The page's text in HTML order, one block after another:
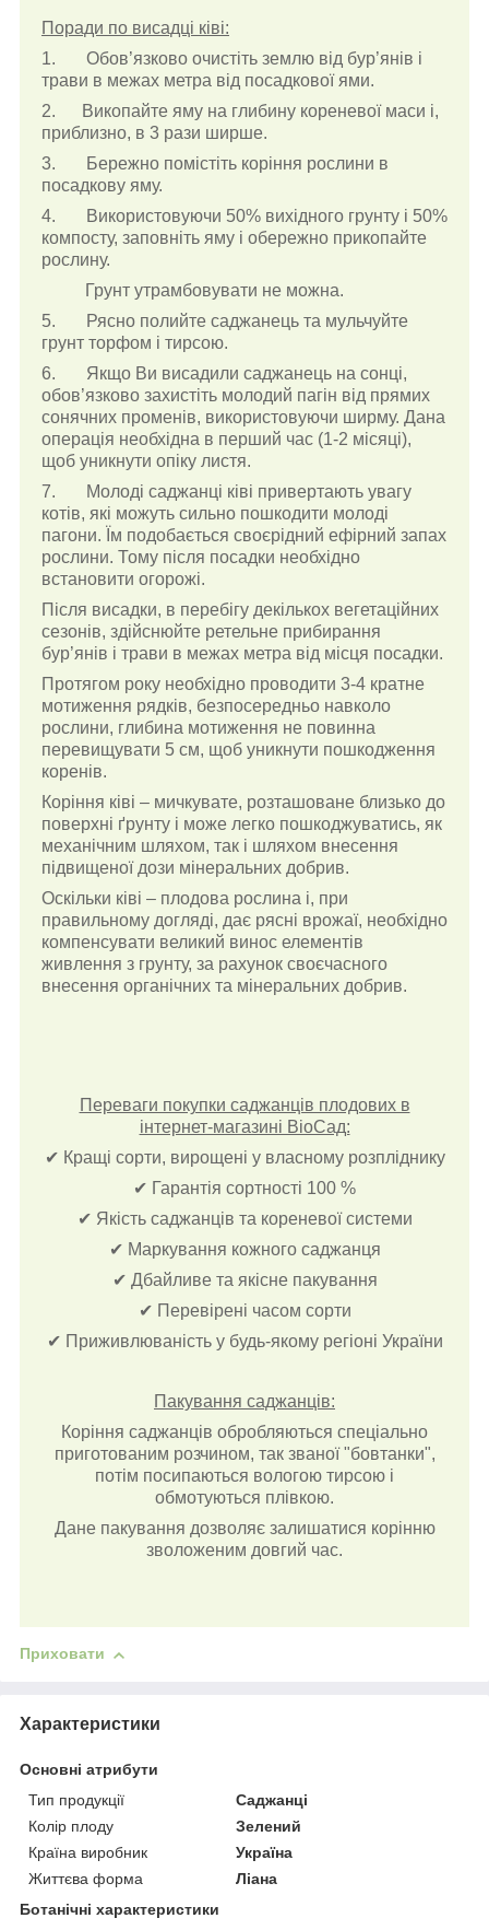
Поради по висадці ківі:
1. Обов’язково очистіть землю від бур’янів і
трави в межах метра від посадкової ями.
2. Викопайте яму на глибину кореневої маси і,
приблизно, в 3 рази ширше.
3. Бережно помістіть коріння рослини в
посадкову яму.
4. Використовуючи 50% вихідного грунту і 50%
компосту, заповніть яму і обережно прикопайте
рослину.
Грунт утрамбовувати не можна.
5. Рясно полийте саджанець та мульчуйте
грунт торфом і тирсою.
6. Якщо Ви висадили саджанець на сонці,
обов’язково захистіть молодий пагін від прямих
сонячних променів, використовуючи ширму. Дана
операція необхідна в перший час (1-2 місяці),
щоб уникнути опіку листя.
7. Молоді саджанці ківі привертають увагу
котів, які можуть сильно пошкодити молоді
пагони. Їм подобається своєрідний ефірний запах
рослини. Тому після посадки необхідно
встановити огорожі.
Після висадки, в перебігу декількох вегетаційних
сезонів, здійснюйте ретельне прибирання
бур’янів і трави в межах метра від місця посадки.
Протягом року необхідно проводити 3-4 кратне
мотиження рядків, безпосередньо навколо
рослини, глибина мотиження не повинна
перевищувати 5 см, щоб уникнути пошкодження
коренів.
Коріння ківі – мичкувате, розташоване близько до
поверхні ґрунту і може легко пошкоджуватись, як
механічним шляхом, так і шляхом внесення
підвищеної дози мінеральних добрив.
Оскільки ківі – плодова рослина і, при
правильному догляді, дає рясні врожаї, необхідно
компенсувати великий винос елементів
живлення з грунту, за рахунок своєчасного
внесення органічних та мінеральних добрив.
Переваги покупки саджанців плодових в
інтернет-магазині ВіоСад:
✔ Кращі сорти, вирощені у власному розпліднику
✔ Гарантія сортності 100 %
✔ Якість саджанців та кореневої системи
✔ Маркування кожного саджанця
✔ Дбайливе та якісне пакування
✔ Перевірені часом сорти
✔ Приживлюваність у будь-якому регіоні України
Пакування саджанців:
Коріння саджанців обробляються спеціально
приготованим розчином, так званої "бовтанки",
потім посипаються вологою тирсою і
обмотуються плівкою.
Дане пакування дозволяє залишатися корінню
зволоженим довгий час.
Приховати
Характеристики
Основні атрибути
Тип продукції
Саджанці
Колір плоду
Зелений
Країна виробник
Україна
Життєва форма
Ліана
Ботанічні характеристики